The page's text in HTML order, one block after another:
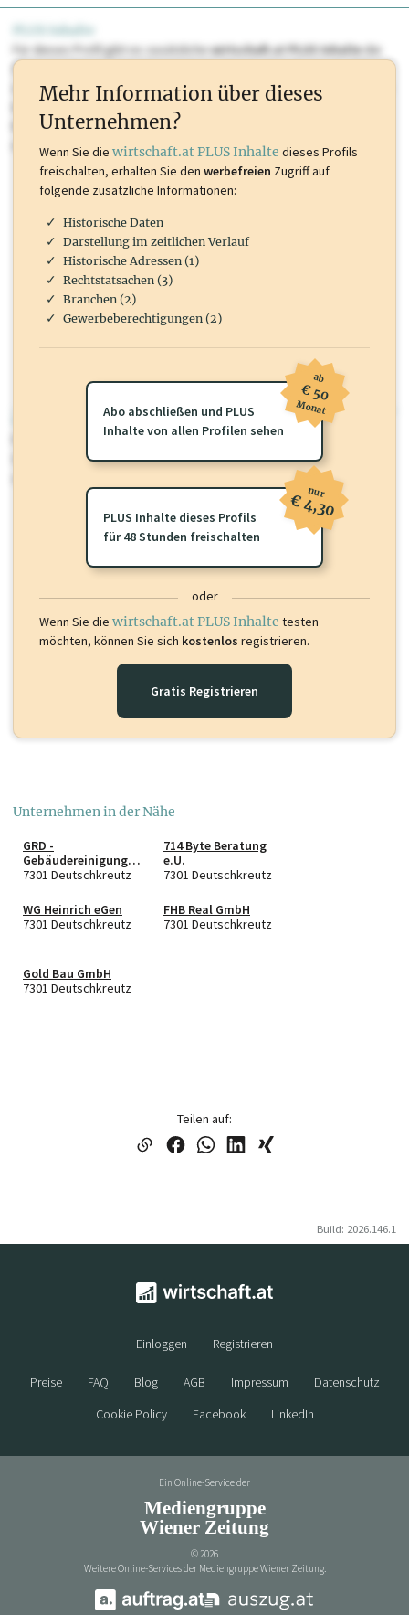
PLUS Inhalte
Für dieses Profil gibt es zusätzlichewirtschaft.at PLUS Inhaltedie
Sie momentan nicht einsehen können. Schalten Sie dieses Profil frei
oder loggen Sie sich ein um diese Inhalte zu sehen. wirtschaft.at PLUS
Marken, Patente, Rechtstatsachen, OTS-Aussendungen, und viele
mehr.
wirtschaft.at PLUS
Für dieses Profil gibt es zusätzlichewirtschaft.at PLUS Inhalte
Sie momentan nicht einsehen können. Schalten Sie dieses Profil frei
oder loggen Sie sich ein um diese Inhalte zu sehen.
Mehr Information über dieses
Unternehmen?
Wenn Sie die wirtschaft.at PLUS Inhalte dieses Profils
freischalten, erhalten Sie den werbefreien Zugriff auf
folgende zusätzliche Informationen:
Historische Daten
Darstellung im zeitlichen Verlauf
Historische Adressen (1)
Rechtstatsachen (3)
Branchen (2)
Gewerbeberechtigungen (2)
Abo abschließen und PLUS
Inhalte von allen Profilen sehen
ab
€ 50
Monat
PLUS Inhalte dieses Profils
für 48 Stunden freischalten
nur
€ 4,30
oder
Wenn Sie die wirtschaft.at PLUS Inhalte testen
möchten, können Sie sich kostenlos registrieren.
Gratis Registrieren
Unternehmen in der Nähe
GRD -
Gebäudereinigung
e.U.
7301 Deutschkreutz
714 Byte Beratung
e.U.
7301 Deutschkreutz
WG Heinrich eGen
7301 Deutschkreutz
FHB Real GmbH
7301 Deutschkreutz
Gold Bau GmbH
7301 Deutschkreutz
Teilen auf:
Build: 2026.146.1
Einloggen Registrieren
Preise FAQ Blog AGB Impressum
Datenschutz
Cookie Policy
Facebook LinkedIn
Ein Online-Service der
Mediengruppe
Wiener Zeitung
© 2026
Weitere Online-Services der Mediengruppe Wiener Zeitung: